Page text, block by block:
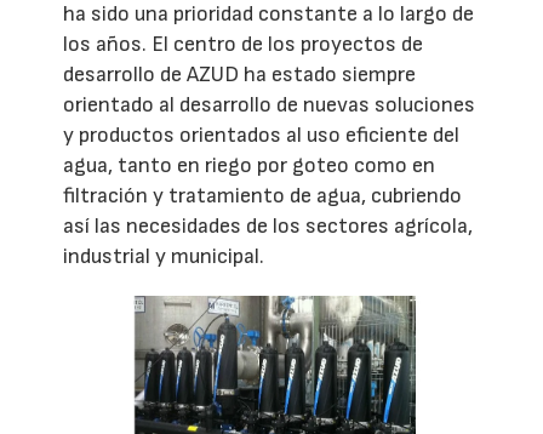
ha sido una prioridad constante a lo largo de
los años. El centro de los proyectos de
desarrollo de AZUD ha estado siempre
orientado al desarrollo de nuevas soluciones
y productos orientados al uso eficiente del
agua, tanto en riego por goteo como en
filtración y tratamiento de agua, cubriendo
así las necesidades de los sectores agrícola,
industrial y municipal.